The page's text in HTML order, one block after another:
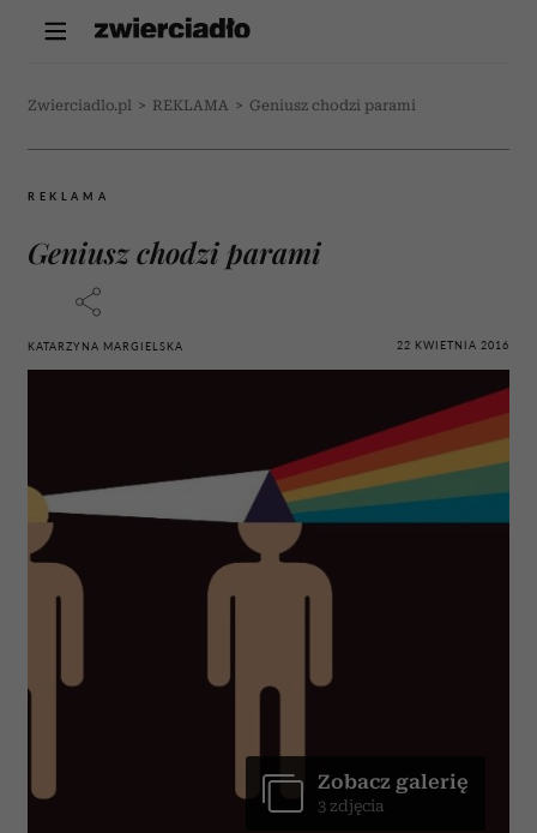
Zwierciadlo.pl > REKLAMA > Geniusz chodzi parami
REKLAMA
Geniusz chodzi parami
KATARZYNA MARGIELSKA 22 KWIETNIA 2016
Zobacz galerię
3 zdjęcia